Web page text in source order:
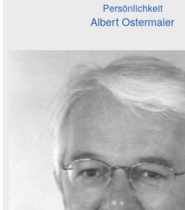
Persönlichkeit
Albert Ostermaier